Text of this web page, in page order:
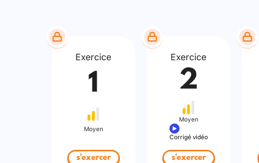
Exercice
1
Moyen
s'exercer
Exercice
2
Moyen
Corrigé vidéo
s'exercer